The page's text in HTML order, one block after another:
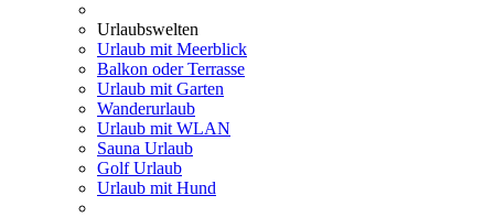
Urlaubswelten
Urlaub mit Meerblick
Balkon oder Terrasse
Urlaub mit Garten
Wanderurlaub
Urlaub mit WLAN
Sauna Urlaub
Golf Urlaub
Urlaub mit Hund